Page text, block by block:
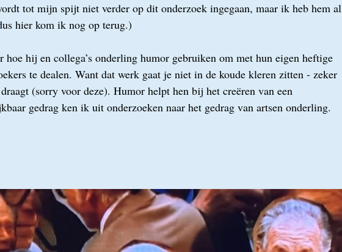
tot mijn spijt niet verder op dit onderzoek ingegaan, maar ik heb hem al
hier kom ik nog op terug.)
hoe hij en collega’s onderling humor gebruiken om met hun eigen heftige
te dealen. Want dat werk gaat je niet in de koude kleren zitten - zeker
(sorry voor deze). Humor helpt hen bij het creëren van een
gedrag ken ik uit onderzoeken naar het gedrag van artsen onderling.